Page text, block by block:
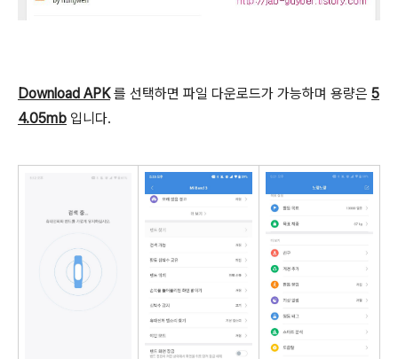
Download APK를 선택하면 파일 다운로드가 가능하며 용량은 5
4.05mb 입니다.